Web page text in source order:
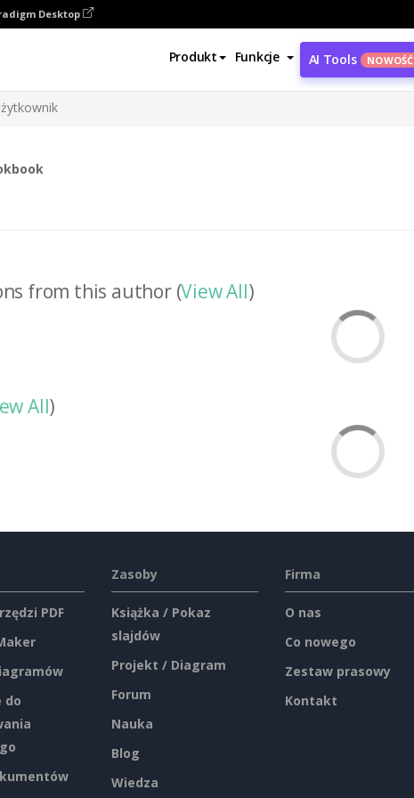
Desktop
Produkt Funkcje AI Tools NOWOŚĆ
from this author (View All)
All)
PDF
do
Zasoby
Książka / Pokaz
slajdów
Projekt / Diagram
Forum
Nauka
Blog
Wiedza
Firma
O nas
Co nowego
Zestaw prasowy
Kontakt